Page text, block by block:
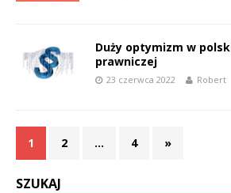
Duży optymizm w
prawniczej
23 czerwca 2022 Robert
1 2 … 4 »
SZUKAJ